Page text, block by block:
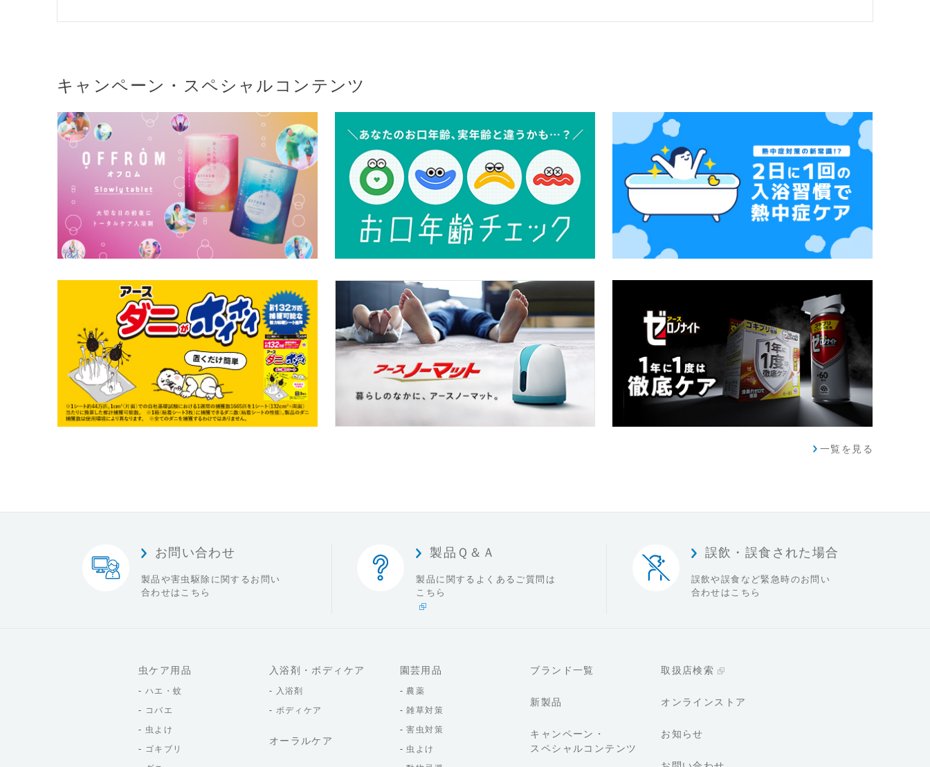
キャンペーン・ スペシャルコンテンツ
一覧を見る
お問い合わせ
製品や害虫駆除に関する お問い
合わせはこちら
製品Ｑ＆Ａ
製品に関するよくある ご質問は
こちら
誤飲・誤食された場合
誤飲や誤食など緊急時のお問い
合わせはこちら
虫ケア用品
ハエ・蚊
コバエ
虫よけ
ゴキブリ
入浴剤・ボディケア
入浴剤
ボディケア
オーラルケア
園芸用品
農薬
雑草対策
害虫対策
虫よけ
ブランド一覧
新製品
キャンペーン・
スペシャルコンテンツ
取扱店検索
オンラインストア
お知らせ